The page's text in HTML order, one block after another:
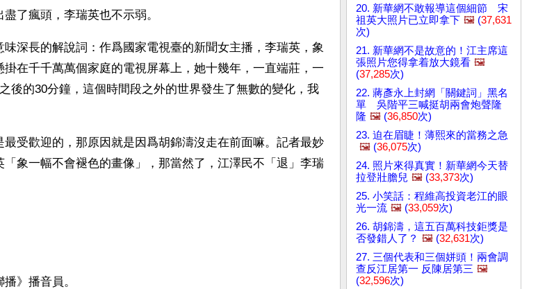
了瘋頭，李瑞英也不示弱。
味深長的解說詞：作爲國家電視臺的新聞女主播，李瑞英，象
在千千萬萬個家庭的電視屏幕上，她十幾年，一直端莊，一
後的30分鐘，這個時間段之外的世界發生了無數的變化，我
受歡迎的，那原因就是因爲胡錦濤沒走在前面嘛。記者最妙
象一幅不會褪色的畫像」，那當然了，江澤民不「退」李瑞
》播音員。
20. 新華網不敢報導這個細節 宋
祖英大照片已立即拿下 🖼️ (37,631
次)
21. 新華網不是故意的！江主席這
張照片您得拿着放大鏡看 🖼️
(37,285次)
22. 蔣彥永上封網「關鍵詞」黑名
單 吳階平三喊挺胡兩會炮聲隆
隆 🖼️ (36,850次)
23. 迫在眉睫！薄熙來的當務之急
🖼️ (36,075次)
24. 照片來得真實！新華網今天替
拉登壯膽兒 🖼️ (33,373次)
25. 小笑話：程維高投資老江的眼
光一流 🖼️ (33,059次)
26. 胡錦濤，這五百萬科技鉅獎是
否發錯人了？ 🖼️ (32,631次)
27. 三個代表和三個姘頭！兩會調
查反江居第一 反陳居第三 🖼️
(32,596次)